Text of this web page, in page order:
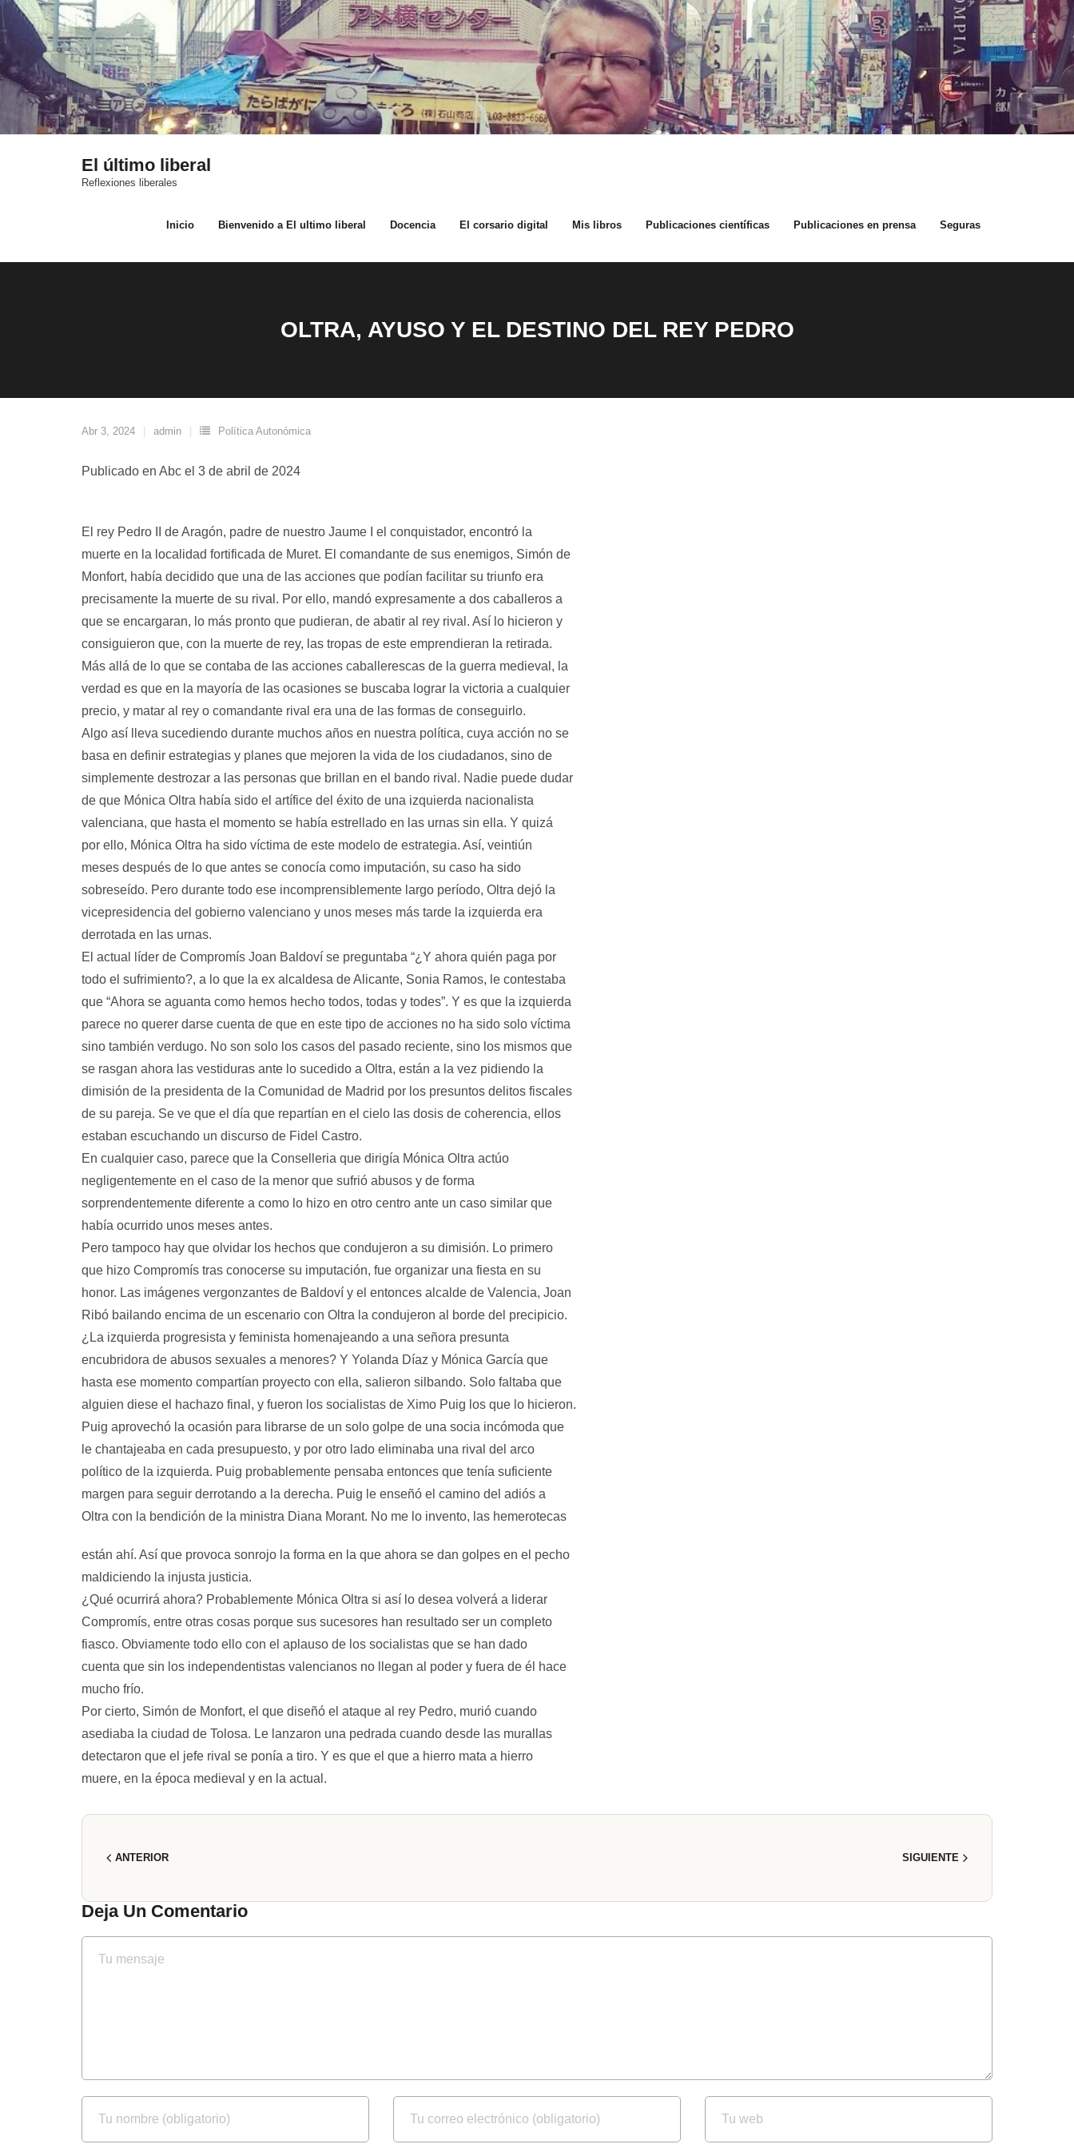
Saltar
al
contenido
El último liberal
Reflexiones liberales
Inicio Bienvenido a El ultimo liberal Docencia El corsario digital Mis libros Publicaciones científicas Publicaciones en prensa Seguras
OLTRA, AYUSO Y EL DESTINO DEL REY PEDRO
Abr 3, 2024 admin Política Autonómica
Publicado en Abc el 3 de abril de 2024
El rey Pedro II de Aragón, padre de nuestro Jaume I el conquistador, encontró la
muerte en la localidad fortificada de Muret. El comandante de sus enemigos, Simón de
Monfort, había decidido que una de las acciones que podían facilitar su triunfo era
precisamente la muerte de su rival. Por ello, mandó expresamente a dos caballeros a
que se encargaran, lo más pronto que pudieran, de abatir al rey rival. Así lo hicieron y
consiguieron que, con la muerte de rey, las tropas de este emprendieran la retirada.
Más allá de lo que se contaba de las acciones caballerescas de la guerra medieval, la
verdad es que en la mayoría de las ocasiones se buscaba lograr la victoria a cualquier
precio, y matar al rey o comandante rival era una de las formas de conseguirlo.
Algo así lleva sucediendo durante muchos años en nuestra política, cuya acción no se
basa en definir estrategias y planes que mejoren la vida de los ciudadanos, sino de
simplemente destrozar a las personas que brillan en el bando rival. Nadie puede dudar
de que Mónica Oltra había sido el artífice del éxito de una izquierda nacionalista
valenciana, que hasta el momento se había estrellado en las urnas sin ella. Y quizá
por ello, Mónica Oltra ha sido víctima de este modelo de estrategia. Así, veintiún
meses después de lo que antes se conocía como imputación, su caso ha sido
sobreseído. Pero durante todo ese incomprensiblemente largo período, Oltra dejó la
vicepresidencia del gobierno valenciano y unos meses más tarde la izquierda era
derrotada en las urnas.
El actual líder de Compromís Joan Baldoví se preguntaba “¿Y ahora quién paga por
todo el sufrimiento?, a lo que la ex alcaldesa de Alicante, Sonia Ramos, le contestaba
que “Ahora se aguanta como hemos hecho todos, todas y todes”. Y es que la izquierda
parece no querer darse cuenta de que en este tipo de acciones no ha sido solo víctima
sino también verdugo. No son solo los casos del pasado reciente, sino los mismos que
se rasgan ahora las vestiduras ante lo sucedido a Oltra, están a la vez pidiendo la
dimisión de la presidenta de la Comunidad de Madrid por los presuntos delitos fiscales
de su pareja. Se ve que el día que repartían en el cielo las dosis de coherencia, ellos
estaban escuchando un discurso de Fidel Castro.
En cualquier caso, parece que la Conselleria que dirigía Mónica Oltra actúo
negligentemente en el caso de la menor que sufrió abusos y de forma
sorprendentemente diferente a como lo hizo en otro centro ante un caso similar que
había ocurrido unos meses antes.
Pero tampoco hay que olvidar los hechos que condujeron a su dimisión. Lo primero
que hizo Compromís tras conocerse su imputación, fue organizar una fiesta en su
honor. Las imágenes vergonzantes de Baldoví y el entonces alcalde de Valencia, Joan
Ribó bailando encima de un escenario con Oltra la condujeron al borde del precipicio.
¿La izquierda progresista y feminista homenajeando a una señora presunta
encubridora de abusos sexuales a menores? Y Yolanda Díaz y Mónica García que
hasta ese momento compartían proyecto con ella, salieron silbando. Solo faltaba que
alguien diese el hachazo final, y fueron los socialistas de Ximo Puig los que lo hicieron.
Puig aprovechó la ocasión para librarse de un solo golpe de una socia incómoda que
le chantajeaba en cada presupuesto, y por otro lado eliminaba una rival del arco
político de la izquierda. Puig probablemente pensaba entonces que tenía suficiente
margen para seguir derrotando a la derecha. Puig le enseñó el camino del adiós a
Oltra con la bendición de la ministra Diana Morant. No me lo invento, las hemerotecas
están ahí. Así que provoca sonrojo la forma en la que ahora se dan golpes en el pecho
maldiciendo la injusta justicia.
¿Qué ocurrirá ahora? Probablemente Mónica Oltra si así lo desea volverá a liderar
Compromís, entre otras cosas porque sus sucesores han resultado ser un completo
fiasco. Obviamente todo ello con el aplauso de los socialistas que se han dado
cuenta que sin los independentistas valencianos no llegan al poder y fuera de él hace
mucho frío.
Por cierto, Simón de Monfort, el que diseñó el ataque al rey Pedro, murió cuando
asediaba la ciudad de Tolosa. Le lanzaron una pedrada cuando desde las murallas
detectaron que el jefe rival se ponía a tiro. Y es que el que a hierro mata a hierro
muere, en la época medieval y en la actual.
ANTERIOR SIGUIENTE
Deja Un Comentario